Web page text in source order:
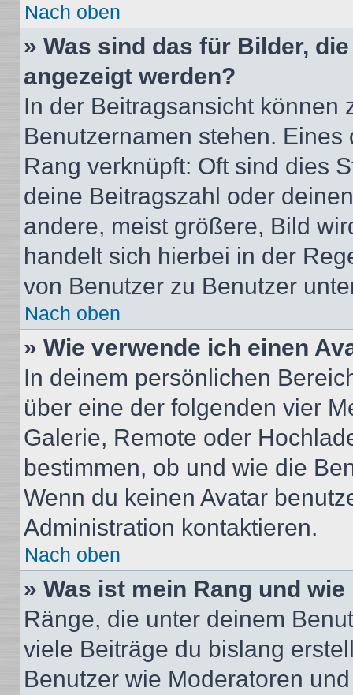
Nach oben
» Was sind das für Bilder,
angezeigt werden?
In der Beitragsansicht können
Benutzernamen stehen.
Rang verknüpft: Oft sind dies
deine Beitragszahl oder
andere, meist größere, Bild
handelt sich hierbei in der
von Benutzer zu Benutzer
Nach oben
» Wie verwende ich einen
In deinem persönlichen
über eine der folgenden vier
Galerie, Remote oder
bestimmen, ob und wie die
Wenn du keinen Avatar
Administration kontaktieren.
Nach oben
» Was ist mein Rang und
Ränge, die unter deinem
viele Beiträge du bislang
Benutzer wie Moderatoren